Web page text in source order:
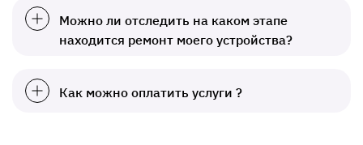
Можно ли отследить на каком этапе
находится ремонт моего устройства?
Как можно оплатить услуги ?